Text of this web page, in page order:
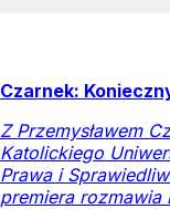
Czarnek:
Z Przemysławem
Katolickiego
Prawa i
premiera rozmawia